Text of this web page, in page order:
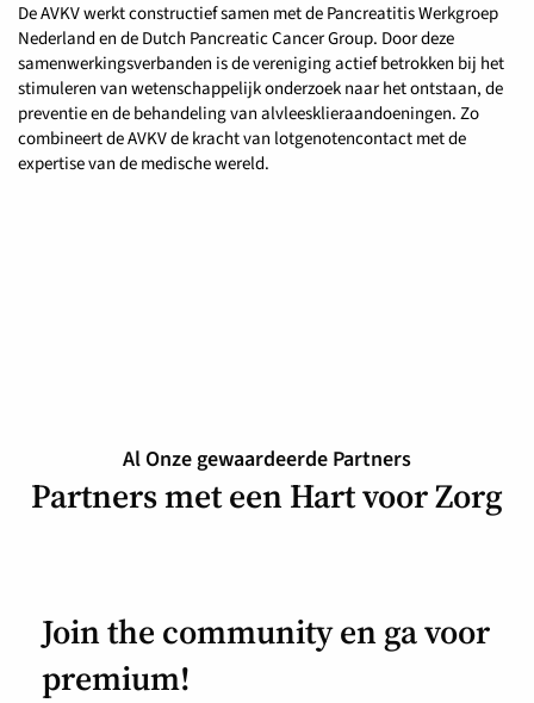
De AVKV werkt constructief samen met de Pancreatitis Werkgroep
Nederland en de Dutch Pancreatic Cancer Group. Door deze
samenwerkingsverbanden is de vereniging actief betrokken bij het
stimuleren van wetenschappelijk onderzoek naar het ontstaan, de
preventie en de behandeling van alvleesklieraandoeningen. Zo
combineert de AVKV de kracht van lotgenotencontact met de
expertise van de medische wereld.
Al Onze gewaardeerde Partners
Partners met een Hart voor Zorg
Join the community en ga voor
premium!